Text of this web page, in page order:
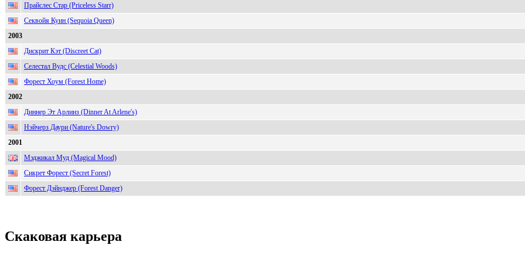
Прайслес Стар (Priceless Starr)
Секвойя Куин (Sequoia Queen)
2003
Дискрит Кэт (Discreet Cat)
Селестал Вудс (Celestial Woods)
Форест Хоум (Forest Home)
2002
Диннер Эт Арлинз (Dinner At Arlene's)
Нэйчерз Даури (Nature's Dowry)
2001
Мэджикал Муд (Magical Mood)
Сикрет Форест (Secret Forest)
Форест Дэйнджер (Forest Danger)
Скаковая карьера